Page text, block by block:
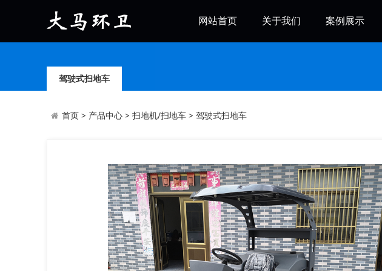
网站首页 关于我们 案例展示
驾驶式扫地车
首页> 产品中心> 扫地机/扫地车> 驾驶式扫地车